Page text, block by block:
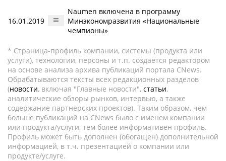
16.01.2019
Naumen включена в программу
Минэкономразвития «Национальные
чемпионы»
* Страница-профиль компании, системы (продукта или
услуги), технологии, персоны и т.п. создается редактором
на основе анализа архива публикаций портала CNews.
Обрабатываются тексты всех редакционных разделов
(новости, включая "Главные новости", статьи,
аналитические обзоры рынков, интервью, а также
содержание партнёрских проектов). Таким образом, чем
больше публикаций на CNews было с именем компании
или продукта/услуги, тем более информативен профиль.
Профиль может быть дополнен (обогащен) дополнительной
информацией, в т.ч. презентацией о компании или
продукте/услуге.